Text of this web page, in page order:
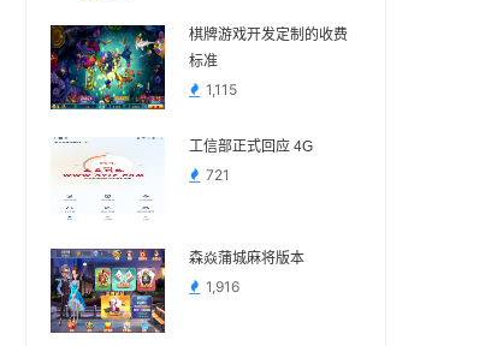
棋牌游戏开发定制的收费
标准
1,115
工信部正式回应 4G
721
森焱蒲城麻将版本
1,916